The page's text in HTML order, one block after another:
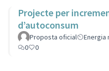
Projecte per incrementar els projectes
d’autoconsum
Proposta oficial
Energia
0
0